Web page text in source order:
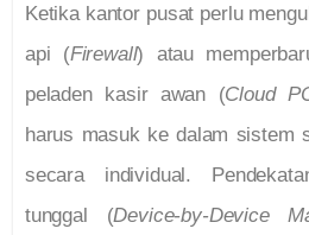
Ketika kantor pusat perlu
api (Firewall) atau
peladen kasir awan (Cloud
harus masuk ke dalam sistem
secara individual.
tunggal (Device-by-Device